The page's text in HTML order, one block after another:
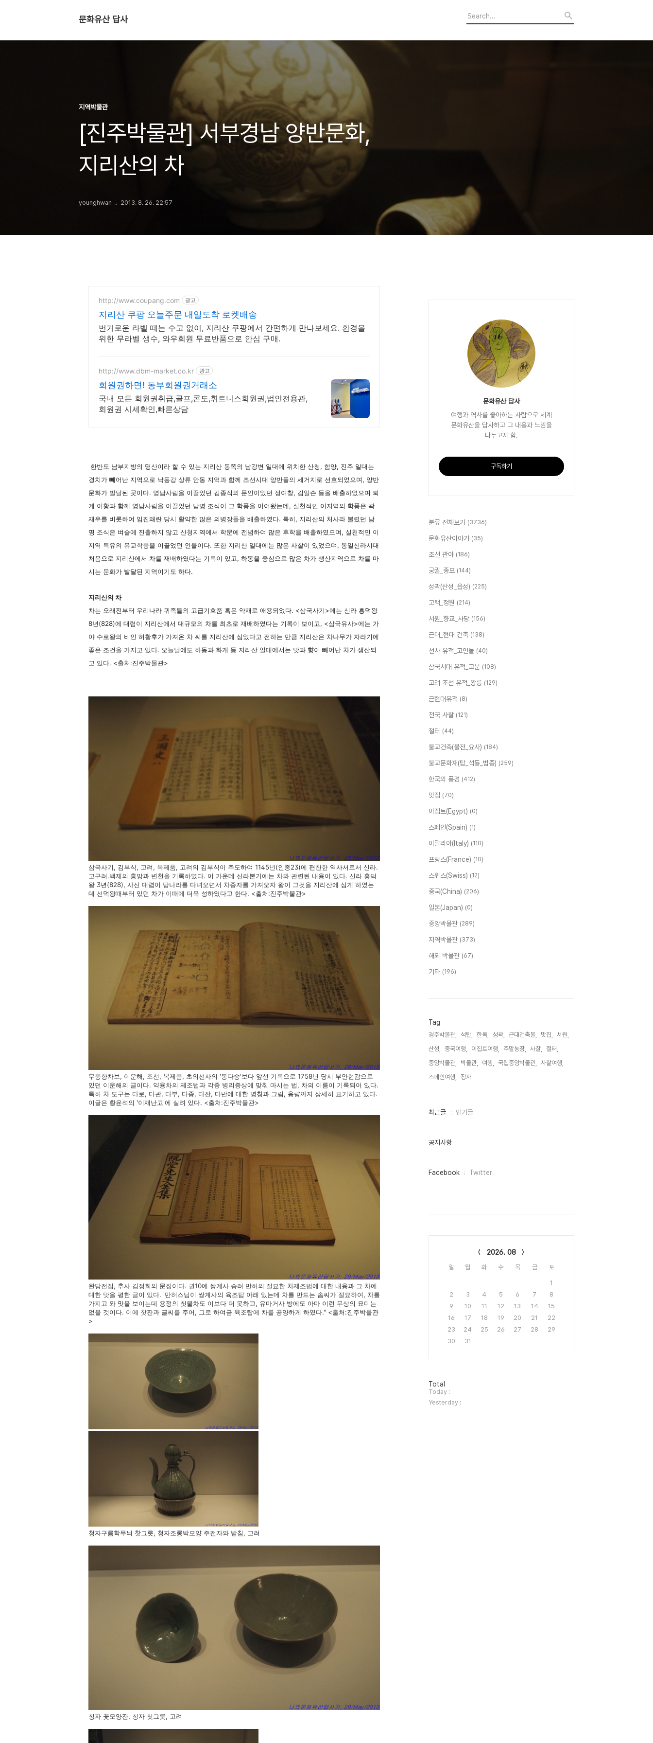
문화유산 답사
지역박물관
[진주박물관] 서부경남 양반문화,
지리산의 차
younghwan 2013. 8. 26. 22:57
http://www.coupang.com 광고
지리산 쿠팡 오늘주문 내일도착 로켓배송
번거로운 라벨 떼는 수고 없이, 지리산 쿠팡에서 간편하게 만나보세요. 환경을
위한 무라벨 생수, 와우회원 무료반품으로 안심 구매.
http://www.dbm-market.co.kr 광고
회원권하면! 동부회원권거래소
국내 모든 회원권취급,골프,콘도,휘트니스회원권,법인전용관,
회원권 시세확인,빠른상담
한반도 남부지방의 명산이라 할 수 있는 지리산 동쪽의 남강변 일대에 위치한 산청, 함양, 진주 일대는
경치가 빼어난 지역으로 낙동강 상류 안동 지역과 함께 조선시대 양반들의 세거지로 선호되었으며, 양반
문화가 발달된 곳이다. 영남사림을 이끌었던 김종직의 문인이었던 정여창, 김일손 등을 배출하였으며 퇴
계 이황과 함께 영남사림을 이끌었던 남명 조식이 그 학풍을 이어왔는데, 실천적인 이지역의 학풍은 곽
재우를 비롯하여 임진왜란 당시 활약한 많은 의병장들을 배출하였다. 특히, 지리산의 처사라 불렸던 남
명 조식은 벼슬에 진출하지 않고 산청지역에서 학문에 전념하여 많은 후학을 배출하였으며, 실천적인 이
지역 특유의 유교학풍을 이끌었던 인물이다. 또한 지리산 일대에는 많은 사찰이 있었으며, 통일신라시대
처음으로 지리산에서 차를 재배하였다는 기록이 있고, 하동을 중심으로 많은 차가 생산지역으로 차를 마
시는 문화가 발달된 지역이기도 하다.
지리산의 차
차는 오래전부터 우리나라 귀족들의 고급기호품 혹은 약재로 애용되었다. <삼국사기>에는 신라 흥덕왕
8년(828)에 대렴이 지리산에서 대규모의 차를 최초로 재배하였다는 기록이 보이고, <삼국유사>에는 가
야 수로왕의 비인 허황후가 가져온 차 씨를 지리산에 심었다고 전하는 만큼 지리산은 차나무가 자라기에
좋은 조건을 가지고 있다. 오늘날에도 하동과 화개 등 지리산 일대에서는 맛과 향이 빼어난 차가 생산되
고 있다. <출처:진주박물관>
삼국사기, 김부식, 고려, 복제품, 고려의 김부식이 주도하여 1145년(인종23)에 편찬한 역사서로서 신라.
고구려.백제의 흥망과 변천을 기록하였다. 이 가운데 신라본기에는 차와 관련된 내용이 있다. 신라 흥덕
왕 3년(828), 사신 대렴이 당나라를 다녀오면서 차종자를 가져오자 왕이 그것을 지리산에 심게 하였는
데 선덕왕때부터 있던 차가 이때에 더욱 성하였다고 한다. <출처:진주박물관>
무풍향차보, 이운해, 조선, 복제품, 초의선사의 '동다송'보다 앞선 기록으로 1758년 당시 부안현감으로
있던 이운해의 글이다. 약용차의 제조법과 각종 병리증상에 맞춰 마시는 법, 차의 이름이 기록되어 있다.
특히 차 도구는 다로, 다관, 다부, 다종, 다잔, 다반에 대한 명칭과 그림, 용량까지 상세히 표기하고 있다.
이글은 황윤석의 '이재난고'에 실려 있다. <출처:진주박물관>
완당전집, 추사 김정희의 문집이다. 권10에 쌍계사 승려 만허의 절묘한 차제조법에 대한 내용과 그 차에
대한 맛을 평한 글이 있다. '만허스님이 쌍계사의 육조탑 아래 있는데 차를 만드는 솜씨가 절묘하여, 차를
가지고 와 맛을 보이는데 용정의 첫물차도 이보다 더 못하고, 유마거사 방에도 아마 이런 무상의 묘미는
없을 것이다. 이에 찻잔과 글씨를 주어, 그로 하여금 육조탑에 차를 공양하게 하였다." <출처:진주박물관
>
청자구름학무늬 찻그릇, 청자조롱박모양 주전자와 받침, 고려
청자 꽃모양잔, 청자 찻그릇, 고려
문화유산 답사
여행과 역사를 좋아하는 사람으로 세계
문화유산을 답사하고 그 내용과 느낌을
나누고자 함.
구독하기
분류 전체보기 (3736)
문화유산이야기 (35)
조선 관아 (186)
궁궐_종묘 (144)
성곽(산성_읍성) (225)
고택_정원 (214)
서원_향교_사당 (156)
근대_현대 건축 (138)
선사 유적_고인돌 (40)
삼국시대 유적_고분 (108)
고려 조선 유적_왕릉 (129)
근현대유적 (8)
전국 사찰 (121)
절터 (44)
불교건축(불전_요사) (184)
불교문화재(탑_석등_범종) (259)
한국의 풍경 (412)
맛집 (70)
이집트(Egypt) (0)
스페인(Spain) (1)
이탈리아(Italy) (110)
프랑스(France) (10)
스위스(Swiss) (12)
중국(China) (206)
일본(Japan) (0)
중앙박물관 (289)
지역박물관 (373)
해외 박물관 (67)
기타 (196)
Tag
경주박물관, 석탑, 한옥, 성곽, 근대건축물, 맛집,
서원,
산성,
중국여행, 이집트여행, 주말농장, 사찰,
절터,
중앙박물관,
박물관, 여행, 국립중앙박물관,
사찰여행,
스페인여행,
정자,
최
인
최근글 인기글
공지사항
페
Facebook Twitter
2026. 08
일 월 화 수 목 금 토
1
2
3 4 5 6 7
8
9
10 11 12 13 14
15
16
17 18 19 20 21
22
23
24 25 26 27 28
29
30
31
방
문
자
수
Total
Today :
Yesterday :